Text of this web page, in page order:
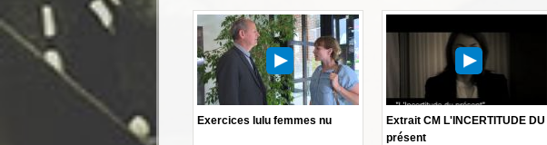
Exercices lulu femmes nu
Extrait CM L'INCERTITUDE DU
présent